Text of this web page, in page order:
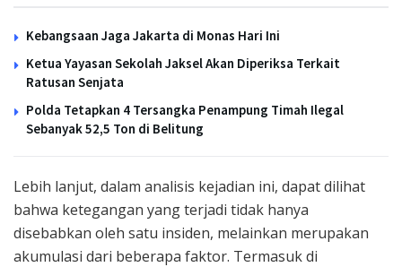
Kebangsaan Jaga Jakarta di Monas Hari Ini
Ketua Yayasan Sekolah Jaksel Akan Diperiksa Terkait
Ratusan Senjata
Polda Tetapkan 4 Tersangka Penampung Timah Ilegal
Sebanyak 52,5 Ton di Belitung
Lebih lanjut, dalam analisis kejadian ini, dapat dilihat
bahwa ketegangan yang terjadi tidak hanya
disebabkan oleh satu insiden, melainkan merupakan
akumulasi dari beberapa faktor. Termasuk di